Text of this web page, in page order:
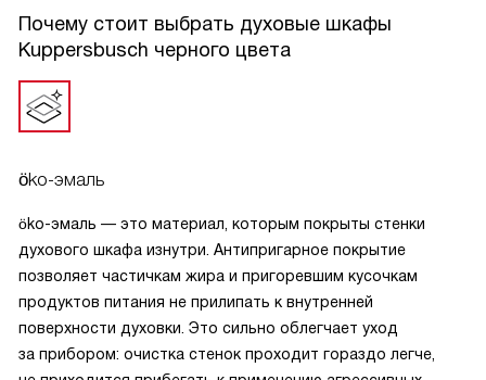
выручает при выпечке пирогов, а кабель 1.5 м подошёл по
месту на моей кухне.
Подсветка помогает следить за процессом, не открывая
дверцу; тройное стекло и система охлаждения оставляют
добавляет спокойствия, когда дома маленькие. В
— базовый набор, которым сразу воспользовался.
MultiTherm дал пару удобных вариантов для
комбинированного нагрева.
Управление интуитивное, режимов достаточно для
повседневных рецептов, энергоэффективность радует
Почему стоит выбрать духовые шкафы
Kuppersbusch черного цвета
öko-эмаль
öko-эмаль — это материал, которым покрыты стенки
духового шкафа изнутри. Антипригарное покрытие
позволяет частичкам жира и пригоревшим кусочкам
продуктов питания не прилипать к внутренней
поверхности духовки. Это сильно облегчает уход
за прибором: очистка стенок проходит гораздо легче,